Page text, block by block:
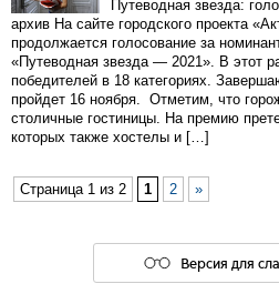
Путеводная звезда:
архив На сайте городского проекта
продолжается голосование за
«Путеводная звезда — 2021». В этот
победителей в 18 категориях.
пройдет 16 ноября. Отметим, что
столичные гостиницы. На премию
которых также хостелы и […]
Страница 1 из 2 1 2 »
Версия для